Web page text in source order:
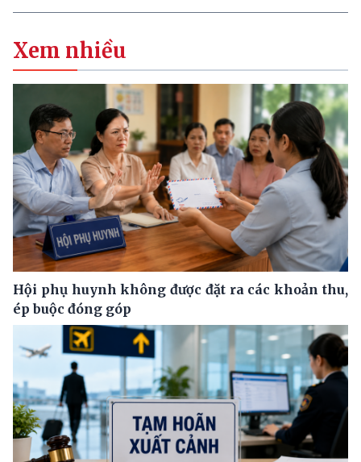
Xem nhiều
Hội phụ huynh không được đặt ra các khoản thu,
ép buộc đóng góp